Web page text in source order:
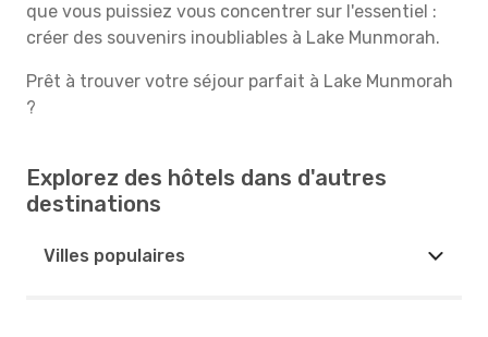
que vous puissiez vous concentrer sur l'essentiel :
créer des souvenirs inoubliables à Lake Munmorah.
Prêt à trouver votre séjour parfait à Lake Munmorah
?
Explorez des hôtels dans d'autres
destinations
Villes populaires